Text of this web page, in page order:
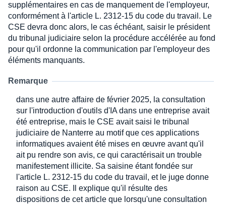
supplémentaires en cas de manquement de l'employeur,
conformément à l'article L. 2312-15 du code du travail. Le
CSE devra donc alors, le cas échéant, saisir le président
du tribunal judiciaire selon la procédure accélérée au fond
pour qu'il ordonne la communication par l'employeur des
éléments manquants.
Remarque
dans une autre affaire de février 2025, la consultation
sur l'introduction d'outils d'IA dans une entreprise avait
été entreprise, mais le CSE avait saisi le tribunal
judiciaire de Nanterre au motif que ces applications
informatiques avaient été mises en œuvre avant qu'il
ait pu rendre son avis, ce qui caractérisait un trouble
manifestement illicite. Sa saisine étant fondée sur
l'article L. 2312-15 du code du travail, et le juge donne
raison au CSE. Il explique qu'il résulte des
dispositions de cet article que lorsqu'une consultation